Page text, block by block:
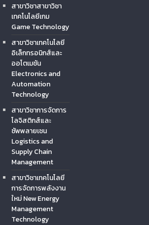
สาขาวิชาสาขาวิชา
เทคโนโลยีเกม
Game Technology
สาขาวิชาเทคโนโลยี
อิเล็กทรอนิกส์และ
ออโตเมชัน
Electronics and
Automation
Technology
สาขาวิชาการจัดการ
โลจิสติกส์และ
ซัพพลายเชน
Logistics and
Supply Chain
Management
สาขาวิชาเทคโนโลยี
การจัดการพลังงาน
ใหม่ New Energy
Management
Technology